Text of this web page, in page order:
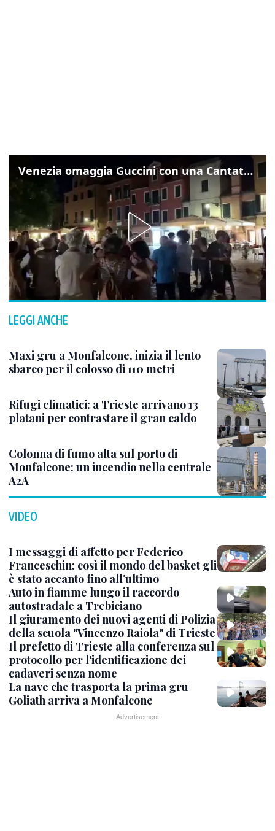
Venezia omaggia Guccini con una Cantata Anarchica in campo Santa Margherita
LEGGI ANCHE
Maxi gru a Monfalcone, inizia il lento
sbarco per il colosso di 110 metri
Rifugi climatici: a Trieste arrivano 13
platani per contrastare il gran caldo
Colonna di fumo alta sul porto di
Monfalcone: un incendio nella centrale
A2A
VIDEO
I messaggi di affetto per Federico
Franceschin: così il mondo del basket gli
è stato accanto fino all’ultimo
Auto in fiamme lungo il raccordo
autostradale a Trebiciano
Il giuramento dei nuovi agenti di Polizia
della scuola "Vincenzo Raiola" di Trieste
Il prefetto di Trieste alla conferenza sul
protocollo per l'identificazione dei
cadaveri senza nome
La nave che trasporta la prima gru
Goliath arriva a Monfalcone